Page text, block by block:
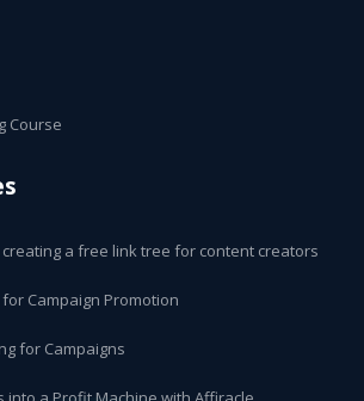
Course
a free link tree for content creators
Campaign Promotion
for Campaigns